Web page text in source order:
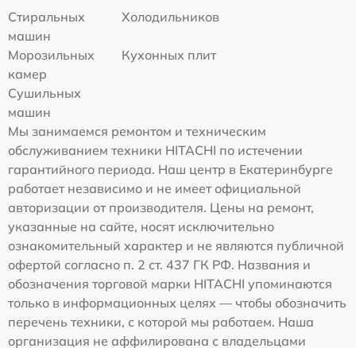
Стиральных
машин
Холодильников
Морозильных
камер
Кухонных плит
Сушильных
машин
Мы занимаемся ремонтом и техническим
обслуживанием техники HITACHI по истечении
гарантийного периода. Наш центр в Екатеринбурге
работает независимо и не имеет официальной
авторизации от производителя. Цены на ремонт,
указанные на сайте, носят исключительно
ознакомительный характер и не являются публичной
офертой согласно п. 2 ст. 437 ГК РФ. Названия и
обозначения торговой марки HITACHI упоминаются
только в информационных целях — чтобы обозначить
перечень техники, с которой мы работаем. Наша
организация не аффилирована с владельцами